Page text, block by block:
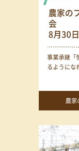
農家の
会
8月30日
事業承継「
るようにな
農家